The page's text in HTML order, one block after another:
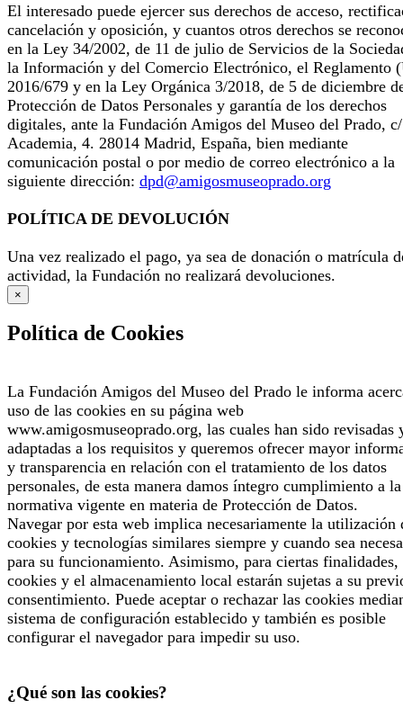
El interesado puede ejercer sus derechos de acceso,
cancelación y oposición, y cuantos otros derechos se
en la Ley 34/2002, de 11 de julio de Servicios de la
la Información y del Comercio Electrónico, el Reglamento
2016/679 y en la Ley Orgánica 3/2018, de 5 de diciembre
Protección de Datos Personales y garantía de los derechos
digitales, ante la Fundación Amigos del Museo del Prado,
Academia, 4. 28014 Madrid, España, bien mediante
comunicación postal o por medio de correo electrónico a la
siguiente dirección: dpd@amigosmuseoprado.org
POLÍTICA DE DEVOLUCIÓN
Una vez realizado el pago, ya sea de donación o matrícula
actividad, la Fundación no realizará devoluciones.
×
Política de Cookies
La Fundación Amigos del Museo del Prado le informa
uso de las cookies en su página web
www.amigosmuseoprado.org, las cuales han sido revisadas
adaptadas a los requisitos y queremos ofrecer mayor
y transparencia en relación con el tratamiento de los datos
personales, de esta manera damos íntegro cumplimiento a la
normativa vigente en materia de Protección de Datos.
Navegar por esta web implica necesariamente la utilización
cookies y tecnologías similares siempre y cuando sea
para su funcionamiento. Asimismo, para ciertas finalidades,
cookies y el almacenamiento local estarán sujetas a su
consentimiento. Puede aceptar o rechazar las cookies
sistema de configuración establecido y también es posible
configurar el navegador para impedir su uso.
¿Qué son las cookies?